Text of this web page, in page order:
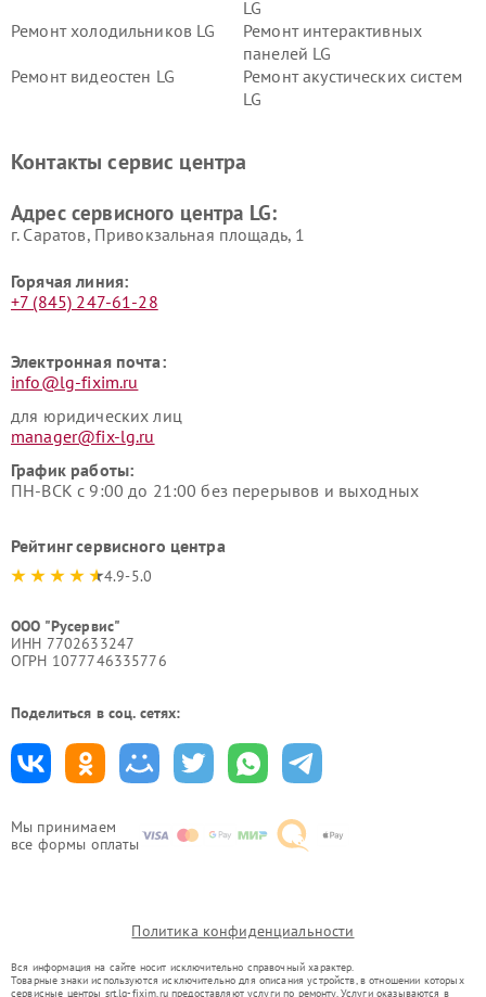
Мы принимаем
все формы оплаты
LG
Ремонт холодильников LG
Ремонт интерактивных
панелей LG
Ремонт видеостен LG
Ремонт акустических систем
LG
Ремонт морозильных камер
Ремонт вертикальных
Контакты сервис центра
Адрес сервисного центра LG:
г. Саратов, Привокзальная площадь, 1
Горячая линия:
+7 (845) 247-61-28
Электронная почта:
info@lg-fixim.ru
для юридических лиц
manager@fix-lg.ru
График работы:
ПН-ВСК с 9:00 до 21:00 без перерывов и выходных
Рейтинг сервисного центра
4.9-5.0
ООО "Русервис"
ИНН 7702633247
ОГРН 1077746335776
Поделиться в соц. сетях:
Политика конфиденциальности
Вся информация на сайте носит исключительно справочный характер.
Товарные знаки используются исключительно для описания устройств, в отношении которых
сервисные центры srt.lg-fixim.ru предоставляют услуги по ремонту. Услуги оказываются в